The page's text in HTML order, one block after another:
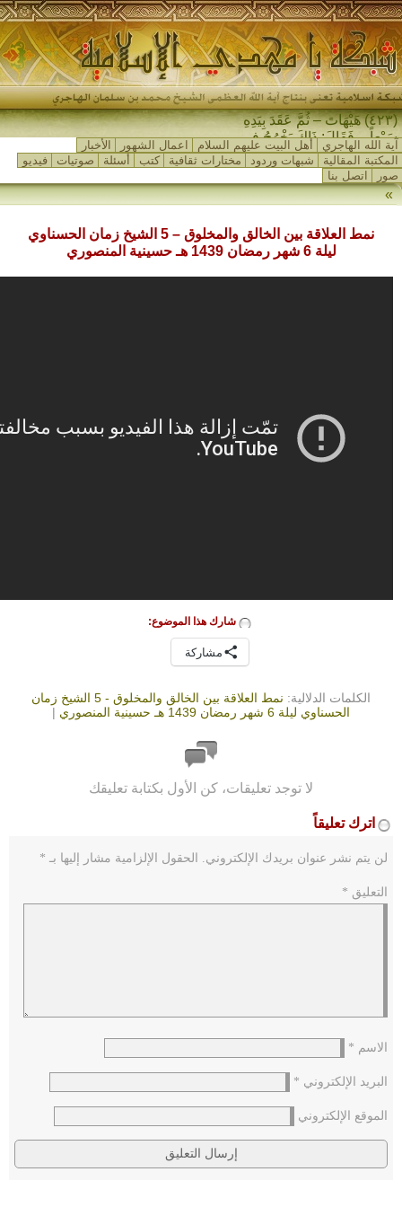
(٤٢٣) هَيْهَاتَ – ثُمَّ عَقَدَ بِيَدِهِ
سَبْعاً – فَقَالَ: ذَاكَ يَخْرُجُ فِي
آخِرِ الزَّمَانِ…
آية الله الهاجري أهل البيت عليهم السلام اعمال الشهور
الأخبار
المكتبة المقالية
شبهات وردود مختارات ثقافية كتب أسئلة صوتيات
فيديو
صور
اتصل بنا
»
نمط العلاقة بين الخالق والمخلوق – 5 الشيخ زمان الحسناوي
ليلة 6 شهر رمضان 1439 هـ حسينية المنصوري
شارك هذا الموضوع:
مشاركة
الكلمات الدلالية:
نمط العلاقة بين الخالق والمخلوق - 5 الشيخ زمان
الحسناوي ليلة 6 شهر رمضان 1439 هـ حسينية المنصوري
|
لا توجد تعليقات، كن الأول بكتابة تعليقك
اترك تعليقاً
لن يتم نشر عنوان بريدك الإلكتروني. الحقول الإلزامية مشار إليها بـ *
التعليق *
الاسم *
البريد الإلكتروني *
الموقع الإلكتروني